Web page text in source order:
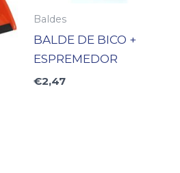
Baldes
BALDE DE BICO +
ESPREMEDOR
€2,47